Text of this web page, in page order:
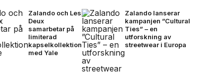
Zalando och Les
Deux
samarbetar på
limiterad
kapselkollektion
med Yale
Zalando lanserar
kampanjen ”Cultural
Ties” – en
utforskning av
streetwear i Europa